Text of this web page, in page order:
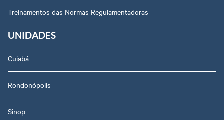
Treinamentos das Normas Regulamentadoras
UNIDADES
Cuiabá
Rondonópolis
Sinop